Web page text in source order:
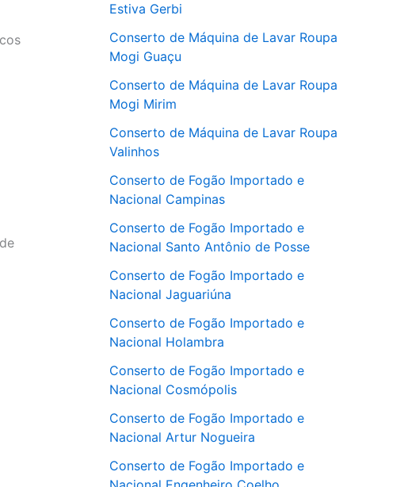
Estiva Gerbi
Conserto de Máquina de Lavar Roupa
Mogi Guaçu
Conserto de Máquina de Lavar Roupa
Mogi Mirim
Conserto de Máquina de Lavar Roupa
Valinhos
Conserto de Fogão Importado e
Nacional Campinas
Conserto de Fogão Importado e
Nacional Santo Antônio de Posse
Conserto de Fogão Importado e
Nacional Jaguariúna
Conserto de Fogão Importado e
Nacional Holambra
Conserto de Fogão Importado e
Nacional Cosmópolis
Conserto de Fogão Importado e
Nacional Artur Nogueira
Conserto de Fogão Importado e